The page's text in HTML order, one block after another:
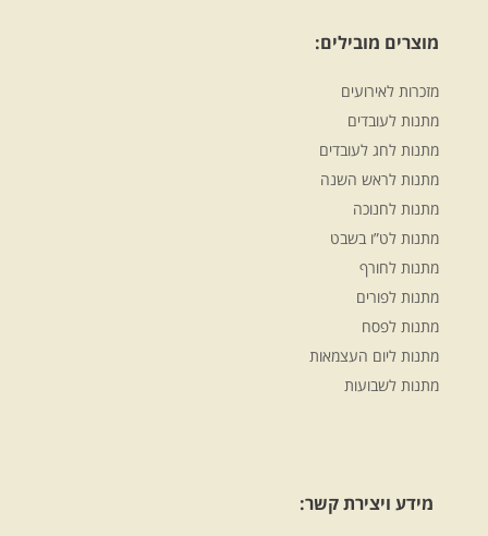
מוצרים מובילים:
מזכרות לאירועים
מתנות לעובדים
מתנות לחג לעובדים
מתנות לראש השנה
מתנות לחנוכה
מתנות לט”ו בשבט
מתנות לחורף
מתנות לפורים
מתנות לפסח
מתנות ליום העצמאות
מתנות לשבועות
מידע ויצירת קשר: